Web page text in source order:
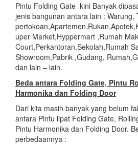
Pintu Folding Gate kini Banyak
jenis bangunan antara lain : Warung,
uper Market,Hyppermart ,Rumah
Court,Perkantoran,Sekolah,Rumah
Showroom,Pabrik ,Gudang,
dan lain – lain.
Beda antara Folding Gate, Pintu
Harmonika dan Folding Door
Dari kita masih banyak yang belum
antara Pintu lipat Folding Gate,
Pintu Harmonika dan Folding Door.
perbedaannya :